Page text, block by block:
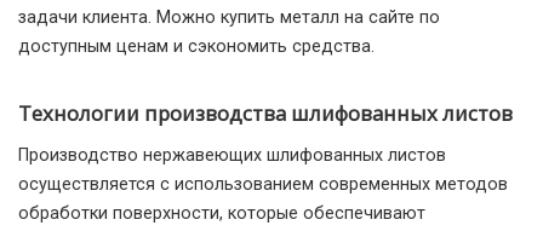
задачи клиента. Можно купить металл на сайте по
доступным ценам и сэкономить средства.
Технологии производства шлифованных листов
Производство нержавеющих шлифованных листов
осуществляется с использованием современных методов
обработки поверхности, которые обеспечивают